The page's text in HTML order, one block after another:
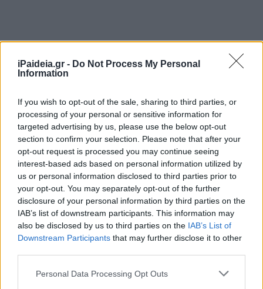
iPaideia.gr - Do Not Process My Personal
Information
If you wish to opt-out of the sale, sharing to third parties, or
processing of your personal or sensitive information for
targeted advertising by us, please use the below opt-out
section to confirm your selection. Please note that after your
opt-out request is processed you may continue seeing
interest-based ads based on personal information utilized by
us or personal information disclosed to third parties prior to
your opt-out. You may separately opt-out of the further
disclosure of your personal information by third parties on the
IAB’s list of downstream participants. This information may
also be disclosed by us to third parties on the IAB’s List of
Downstream Participants that may further disclose it to other
Please note that this website/app uses one or more Google
Personal Data Processing Opt Outs